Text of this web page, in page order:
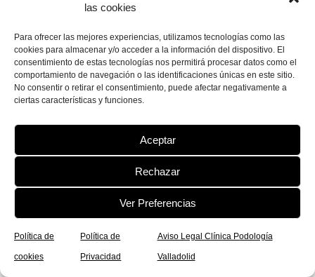
las cookies
Para ofrecer las mejores experiencias, utilizamos tecnologías como las
cookies para almacenar y/o acceder a la información del dispositivo. El
consentimiento de estas tecnologías nos permitirá procesar datos como el
comportamiento de navegación o las identificaciones únicas en este sitio.
No consentir o retirar el consentimiento, puede afectar negativamente a
ciertas características y funciones.
Aceptar
Rechazar
Ver Preferencias
Política de
cookies
Política de
Privacidad
Aviso Legal Clínica Podología
Valladolid
varias semanas o incluso meses.